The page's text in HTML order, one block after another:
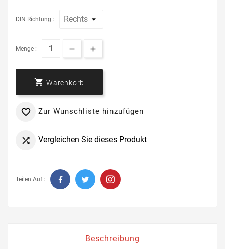
DIN Richtung :
Menge :
 Warenkorb
 Zur Wunschliste hinzufügen
 Vergleichen Sie dieses Produkt
Teilen Auf :
Beschreibung